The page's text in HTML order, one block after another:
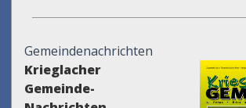
Gemeindenachrichten
Krieglacher
Gemeinde-